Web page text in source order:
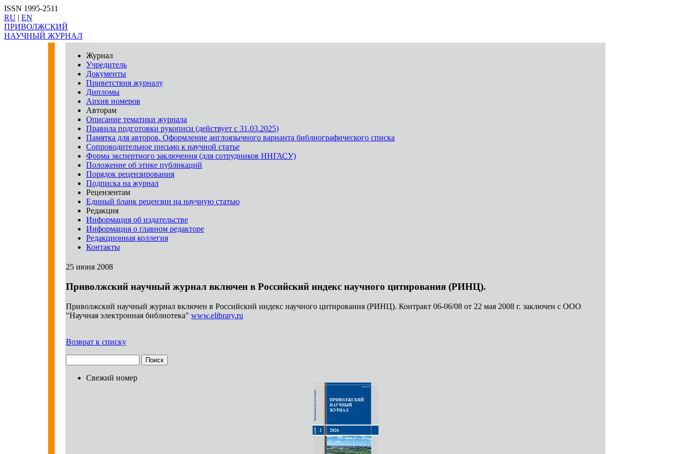
ISSN 1995-2511
RU | EN
ПРИВОЛЖСКИЙ
НАУЧНЫЙ ЖУРНАЛ
Журнал
Учредитель
Документы
Приветствия журналу
Дипломы
Архив номеров
Авторам
Описание тематики журнала
Правила подготовки рукописи (действует с 31.03.2025)
Памятка для авторов. Оформление англоязычного варианта библиографического списка
Сопроводительное письмо к научной статье
Форма экспертного заключения (для сотрудников ННГАСУ)
Положение об этике публикаций
Порядок рецензирования
Подписка на журнал
Рецензентам
Единый бланк рецензии на научную статью
Редакция
Информация об издательстве
Информация о главном редакторе
Редакционная коллегия
Контакты
25 июня 2008
Приволжский научный журнал включен в Российский индекс научного цитирования (РИНЦ).
Приволжский научный журнал включен в Российский индекс научного цитирования (РИНЦ). Контракт 06-06/08 от 22 мая 2008 г. заключен с ООО
"Научная электронная библиотека" www.elibrary.ru
Возврат к списку
Свежий номер